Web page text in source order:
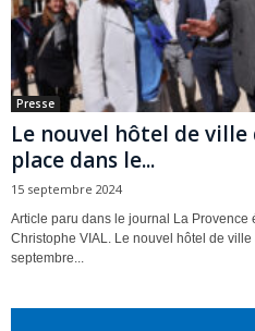
Presse
Le nouvel hôtel de ville
place dans le...
15 septembre 2024
Article paru dans le journal La Provence
Christophe VIAL. Le nouvel hôtel de
septembre...